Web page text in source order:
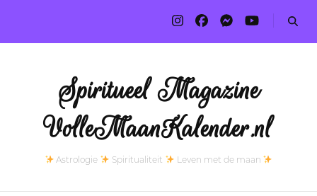
Spiritueel Magazine
VolleMaanKalender.nl
Astrologie Spiritualiteit Leven met de maan